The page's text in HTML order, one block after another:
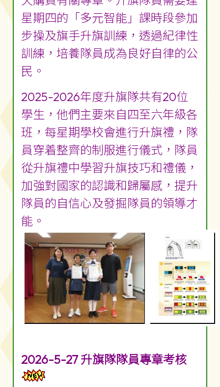
星期四的「多元智能」課時段參加
步操及旗手升旗訓練，透過紀律性
訓練，培養隊員成為良好自律的公
民。
2025-2026年度升旗隊共有20位
學生，他們主要來自四至六年級各
班，每星期學校會進行升旗禮，隊
員穿着整齊的制服進行儀式，隊員
從升旗禮中學習升旗技巧和禮儀，
加強對國家的認識和歸屬感，提升
隊員的自信心及發掘隊員的領導才
能。
2026-5-27 升旗隊隊員專章考核